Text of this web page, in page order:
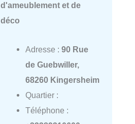
d'ameublement et de
déco
Adresse : 90 Rue
de Guebwiller,
68260 Kingersheim
Quartier :
Téléphone :